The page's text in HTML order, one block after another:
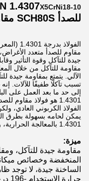
1.4307X5CrNi18-10
للصدأ SCH80S مقاومة جيدة للتآكل
جيدة للتآكل وقوة التأثير
مقاومة للتآكل من خلال
الآلي. يتمتع بمقاومة جيدة
تسبب تآكلًا طفيفًا للآلات.
إلى حد ما بعد العمل على
1.4301 هو فولاذ
الفولاذ الكربوني العادي،
يمكن لحامه بسهولة بطرق
1.4301 بالمعالجة الحرارية، ولكن يمكن تقويته بالعمل على البارد.
ميزة:
مقاومة جيدة للتآكل،
المنخفضة وخصائص
الساخنة جيدة، لا توجد
حرارة الاستخدام -196 درجة مئوية ~ 800 درجة مئوية)